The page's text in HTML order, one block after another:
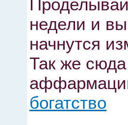
недели и
начнутся
Так же
богатство